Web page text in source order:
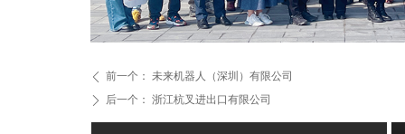
ꄴ 前一个： 未来机器人（深圳）有限公司
ꄲ 后一个： 浙江杭叉进出口有限公司